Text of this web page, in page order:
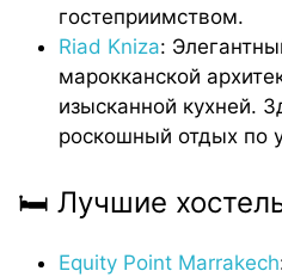
гостеприимством.
Riad Kniza:
марокканской
изысканной кухней.
роскошный отдых по
🛏️ Лучшие
Equity Point Marrakech